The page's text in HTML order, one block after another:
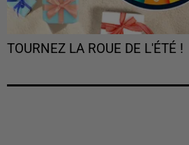
TOURNEZ LA ROUE DE L'ÉTÉ !